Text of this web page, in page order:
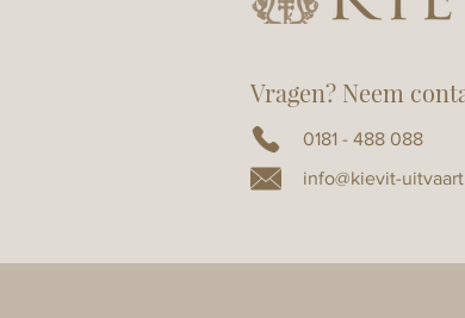
Vragen? Neem
0181 - 488 088
info@kievit-